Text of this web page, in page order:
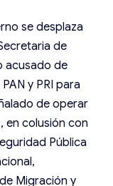
se desplaza
de
acusado de
y PRI para
de operar
en colusión con
Pública
Migración y